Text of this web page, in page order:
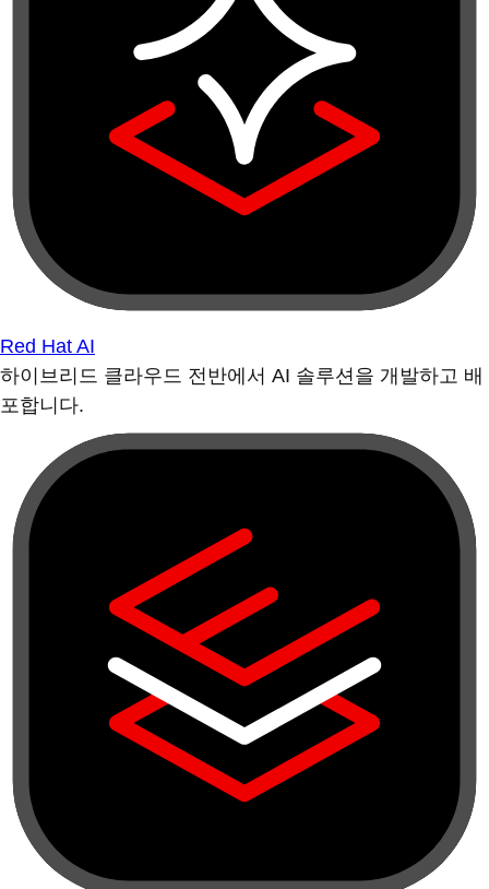
Red Hat AI
하이브리드 클라우드 전반에서 AI 솔루션을 개발하고 배
포합니다.